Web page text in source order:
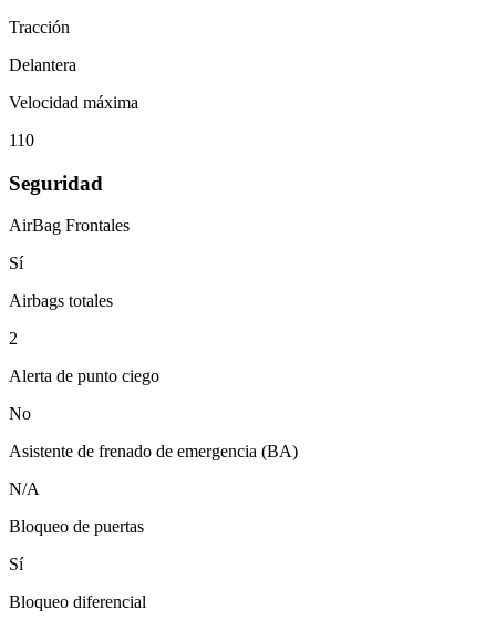
Tracción
Delantera
Velocidad máxima
110
Seguridad
AirBag Frontales
Sí
Airbags totales
2
Alerta de punto ciego
No
Asistente de frenado de emergencia (BA)
N/A
Bloqueo de puertas
Sí
Bloqueo diferencial